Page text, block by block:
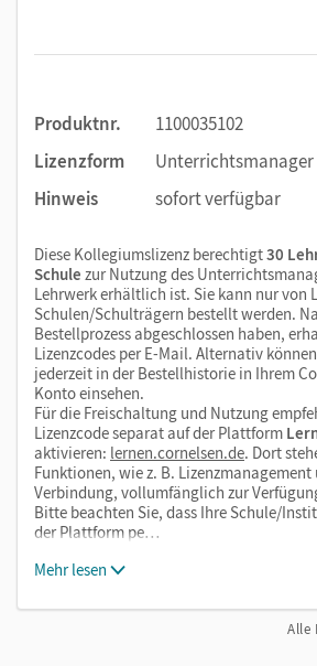
Produktnr.
1100035102
Lizenzform
Hinweis
sofort verfügbar
Diese Kollegiumslizenz berechtigt30
Schule zur Nutzung des
Lehrwerk erhältlich ist. Sie kann nur von
Schulen/Schulträgern bestellt werden.
Bestellprozess abgeschlossen haben,
Lizenzcodes per E-Mail. Alternativ
jederzeit in der Bestellhistorie in Ihrem
Konto einsehen.
Für die Freischaltung und Nutzung
Lizenzcode separat auf der Plattform
aktivieren: lernen.cornelsen.de. Dort
Funktionen, wie z. B.
Verbindung, vollumfänglich zur
Bitte beachten Sie, dass Ihre Schule/
der Plattform pe…
Mehr lesen
Alle